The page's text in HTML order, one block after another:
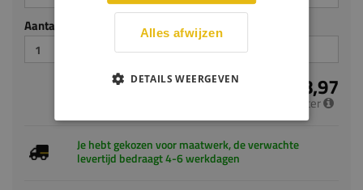
Aantal stuks
€ 8,97
per meter
Je hebt gekozen voor maatwerk, de verwachte
levertijd bedraagt 4-6 werkdagen
Alles afwijzen
DETAILS WEERGEVEN